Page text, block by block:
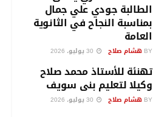
الطالبة جودي علي جمال
بمناسبة النجاح في الثانوية
العامة
BY هشام صلاح
تهنئة للأستاذ محمد صلاح
وكيلا لتعليم بنى سويف
BY هشام صلاح